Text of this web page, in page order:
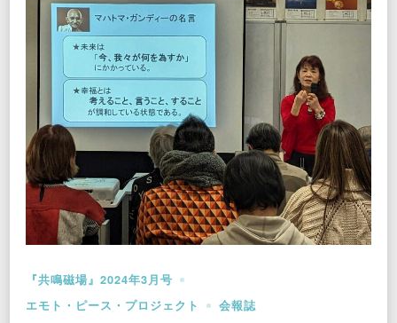
『共鳴磁場』2024年3月号
エモト・ピース・プロジェクト
会報誌